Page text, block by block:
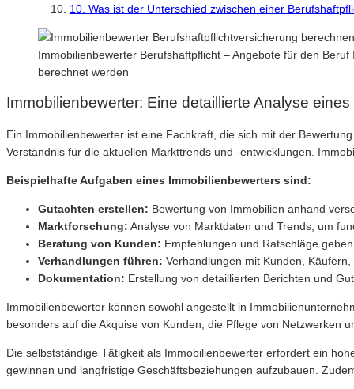
10. Was ist der Unterschied zwischen einer
Immobilienbewerter Berufshaftpflicht – Angebote für den
berechnet werden
Immobilienbewerter: Eine detaillierte Analyse
Ein Immobilienbewerter ist eine Fachkraft, die sich mit der
Verständnis für die aktuellen Markttrends und -entwicklungen.
Beispielhafte Aufgaben eines Immobilienbewerters sind:
Gutachten erstellen: Bewertung von Immobilien anhand
Marktforschung: Analyse von Marktdaten und Trends, um
Beratung von Kunden: Empfehlungen und Ratschläge
Verhandlungen führen: Verhandlungen mit Kunden,
Dokumentation: Erstellung von detaillierten Berichten und
Immobilienbewerter können sowohl angestellt in
besonders auf die Akquise von Kunden, die Pflege von Netzwerken
Die selbstständige Tätigkeit als Immobilienbewerter erfordert ein
gewinnen und langfristige Geschäftsbeziehungen aufzubauen.